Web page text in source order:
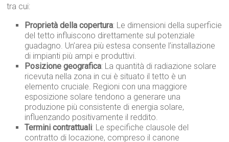
tra cui:
Proprietà della copertura: Le dimensioni della superficie
del tetto influiscono direttamente sul potenziale
guadagno. Un’area più estesa consente l’installazione
di impianti più ampi e produttivi.
Posizione geografica: La quantità di radiazione solare
ricevuta nella zona in cui è situato il tetto è un
elemento cruciale. Regioni con una maggiore
esposizione solare tendono a generare una
produzione più consistente di energia solare,
influenzando positivamente il reddito.
Termini contrattuali: Le specifiche clausole del
contratto di locazione, compreso il canone